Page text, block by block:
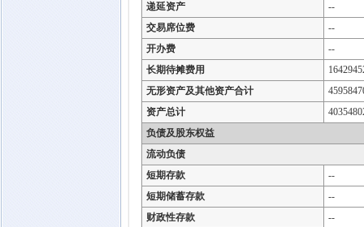
递延资产
--
交易席位费
--
开办费
--
长期待摊费用
无形资产及其他资产合计
资产总计
负债及股东权益
流动负债
短期存款
--
短期储蓄存款
--
财政性存款
--